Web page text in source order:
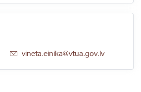
E-pasts:
vineta.einika@vtua.gov.lv